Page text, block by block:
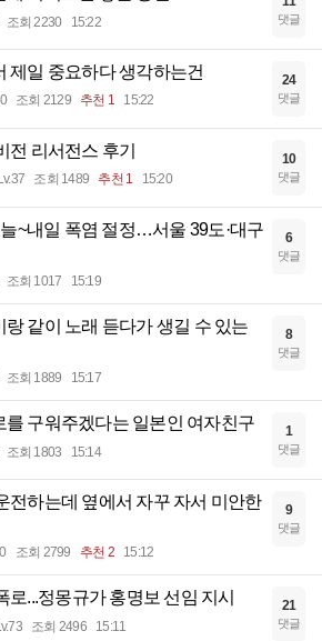
조회 2230 15:22 댓글
제일 중요하다 생각하는건
조회 2129 추천 1 15:22
24
댓글
전 리서전스 후기
조회 1489 추천 1 15:20
10
댓글
늘~내일 폭염 절정…서울 39도·대구
조회 1017 15:19
6
댓글
랑 같이 노래 듣다가 생길 수 있는
조회 1889 15:17
8
댓글
를 구워주겠다는 일본인 여자친구
조회 1803 15:14
1
댓글
전하는데 옆에서 자꾸 자서 미안한
조회 2799 추천 2 15:12
9
댓글
로...정몽규가 홍명보 선임 지시
조회 2496 15:11
21
댓글